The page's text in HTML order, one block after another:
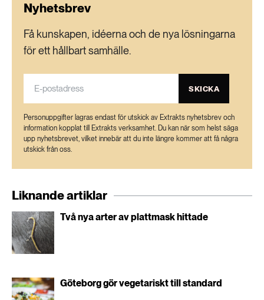
Nyhetsbrev
Få kunskapen, idéerna och de nya lösningarna
för ett hållbart samhälle.
SKICKA
Personuppgifter lagras endast för utskick av Extrakts nyhetsbrev och
information kopplat till Extrakts verksamhet. Du kan när som helst säga
upp nyhetsbrevet, vilket innebär att du inte längre kommer att få några
utskick från oss.
Liknande artiklar
Två nya arter av plattmask hittade
Göteborg gör vegetariskt till standard